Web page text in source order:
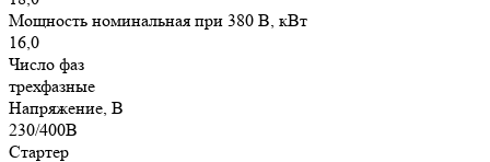
Мощность номинальная при 380 В, кВт
16,0
Число фаз
трехфазные
Напряжение, В
230/400В
Стартер